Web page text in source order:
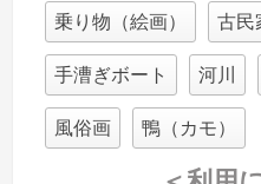
乗り物（絵画） 古民
手漕ぎボート 河川
風俗画 鴨（カモ）